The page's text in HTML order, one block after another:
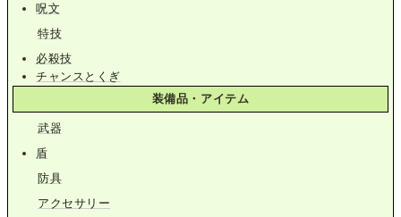
呪文
特技
必殺技
チャンスとくぎ
装備品・アイテム
武器
盾
防具
アクセサリー